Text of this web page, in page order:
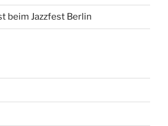
beim Jazzfest Berlin